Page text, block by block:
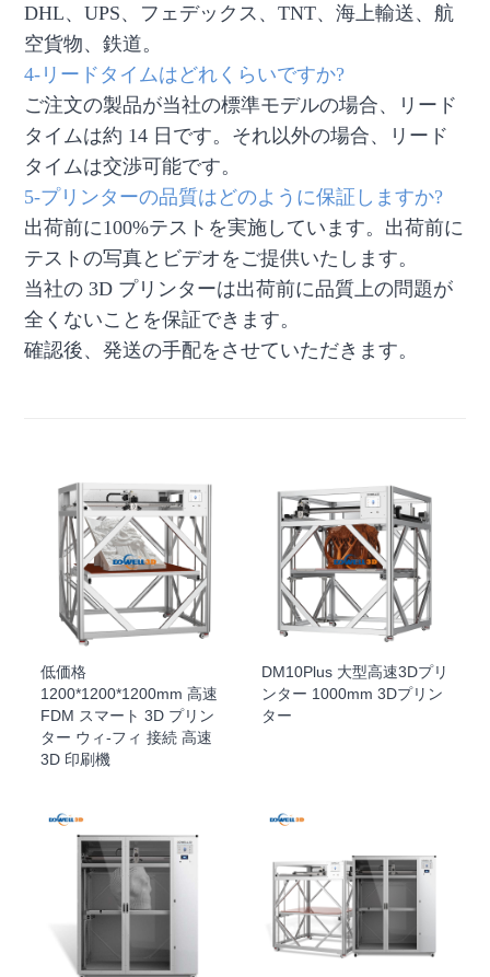
DHL、UPS、フェデックス、TNT、海上輸送、航
空貨物、鉄道。
4-リードタイムはどれくらいですか?
ご注文の製品が当社の標準モデルの場合、リード
タイムは約 14 日です。それ以外の場合、リード
タイムは交渉可能です。
5-プリンターの品質はどのように保証しますか?
出荷前に100%テストを実施しています。出荷前に
テストの写真とビデオをご提供いたします。
当社の 3D プリンターは出荷前に品質上の問題が
全くないことを保証できます。
確認後、発送の手配をさせていただきます。
低価格
1200*1200*1200mm 高速
FDM スマート 3D プリン
ター ウィ-フィ 接続 高速
3D 印刷機
DM10Plus 大型高速3Dプリ
ンター 1000mm 3Dプリン
ター